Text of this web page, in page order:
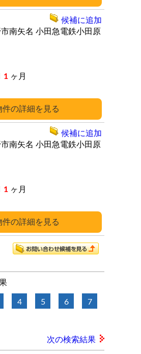
詳細
南矢名 小田急電鉄小田原
1 ヶ月
候補に追加
詳細
南矢名 小田急電鉄小田原
1 ヶ月
候補に追加
4 5 6 7
次の検索結果